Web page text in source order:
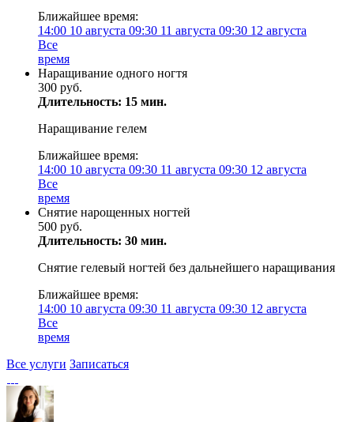
Ближайшее время:
14:00 10 августа 09:30 11 августа 09:30 12 августа
Все
время
Наращивание одного ногтя
300 руб.
Длительность: 15 мин.
Наращивание гелем
Ближайшее время:
14:00 10 августа 09:30 11 августа 09:30 12 августа
Все
время
Снятие нарощенных ногтей
500 руб.
Длительность: 30 мин.
Снятие гелевый ногтей без дальнейшего наращивания
Ближайшее время:
14:00 10 августа 09:30 11 августа 09:30 12 августа
Все
время
Все услуги Записаться